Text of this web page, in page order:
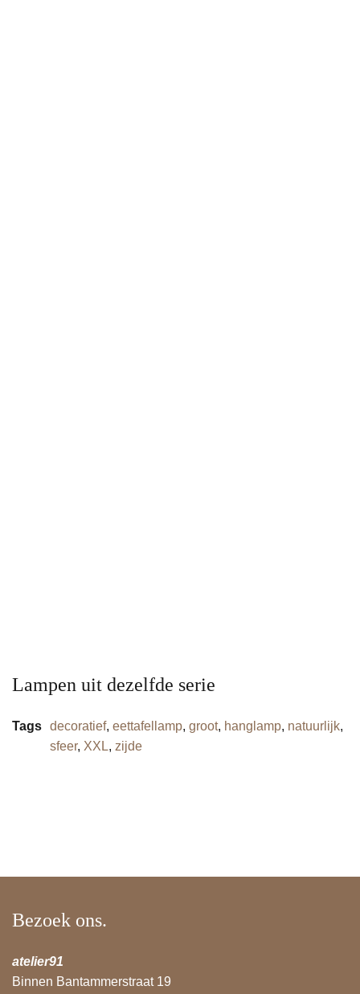
Lampen uit dezelfde serie
Tags decoratief, eettafellamp, groot, hanglamp, natuurlijk,
sfeer, XXL, zijde
Bezoek ons.
atelier91
Binnen Bantammerstraat 19